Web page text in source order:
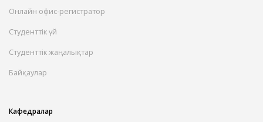
Онлайн офис-регистратор
Студенттік үй
Студенттік жаңалықтар
Байқаулар
Кафедралар